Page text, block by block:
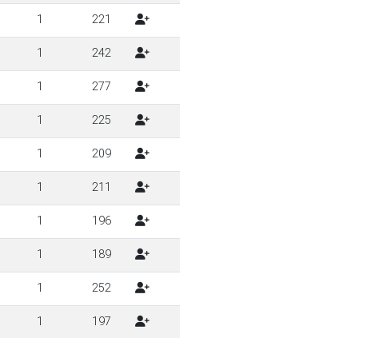
1 221
1 242
1 277
1 225
1 209
1 211
1 196
1 189
1 252
1 197